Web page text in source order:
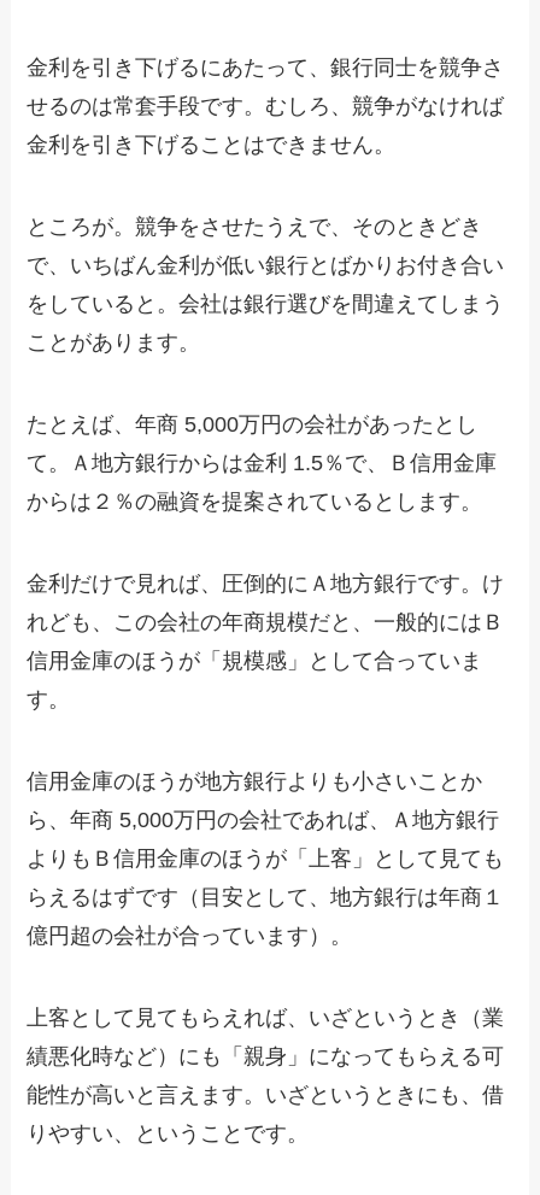
金利を引き下げるにあたって、銀行同士を競争さ
せるのは常套手段です。むしろ、競争がなければ
金利を引き下げることはできません。
ところが。競争をさせたうえで、そのときどき
で、いちばん金利が低い銀行とばかりお付き合い
をしていると。会社は銀行選びを間違えてしまう
ことがあります。
たとえば、年商 5,000万円の会社があったとし
て。Ａ地方銀行からは金利 1.5％で、Ｂ信用金庫
からは２％の融資を提案されているとします。
金利だけで見れば、圧倒的にＡ地方銀行です。け
れども、この会社の年商規模だと、一般的にはＢ
信用金庫のほうが「規模感」として合っていま
す。
信用金庫のほうが地方銀行よりも小さいことか
ら、年商 5,000万円の会社であれば、Ａ地方銀行
よりもＢ信用金庫のほうが「上客」として見ても
らえるはずです（目安として、地方銀行は年商１
億円超の会社が合っています）。
上客として見てもらえれば、いざというとき（業
績悪化時など）にも「親身」になってもらえる可
能性が高いと言えます。いざというときにも、借
りやすい、ということです。